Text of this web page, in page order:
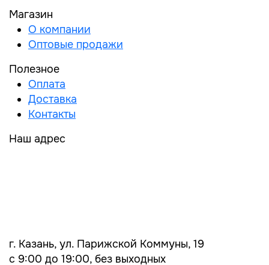
Магазин
О компании
Оптовые продажи
Полезное
Оплата
Доставка
Контакты
Наш адрес
г. Казань, ул. Парижской Коммуны, 19
с 9:00 до 19:00, без выходных